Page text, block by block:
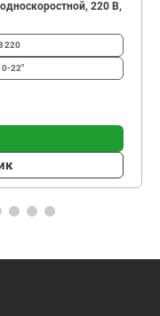
220 В,
220
22"